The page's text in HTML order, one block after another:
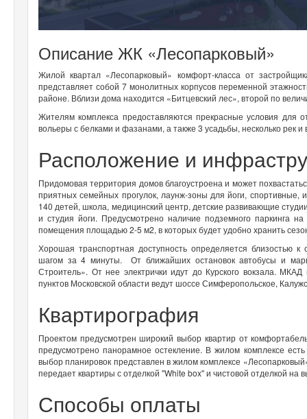
Описание ЖК «Лесопарковый»
Жилой квартал «Лесопарковый» комфорт-класса от
представляет собой 7 монолитных корпусов переменной
районе. Вблизи дома находится «Битцевский лес», второй по
Жителям комплекса предоставляются прекрасные условия
вольеры с белками и фазанами, а также 3 усадьбы, несколько рек
Расположение и
Придомовая территория домов благоустроена и может
приятных семейных прогулок, лаунж-зоны для йоги,
140 детей, школа, медицинский центр, детские развивающие
и студия йоги. Предусмотрено наличие подземного паркинга
помещения площадью 2-5 м2, в которых будет удобно хранить
Хорошая транспортная доступность определяется близостью
шагом за 4 минуты. От ближайших остановок автобусы и
Строитель». От нее электрички идут до Курского вокзала.
пунктов Московской области ведут шоссе Симферопольское,
Квартирография
Проектом предусмотрен широкий выбор квартир от
предусмотрено панорамное остекление. В жилом комплексе
выбор планировок представлен в жилом комплексе
передает квартиры с отделкой "White box" и чистовой отделкой на
Способы оплаты